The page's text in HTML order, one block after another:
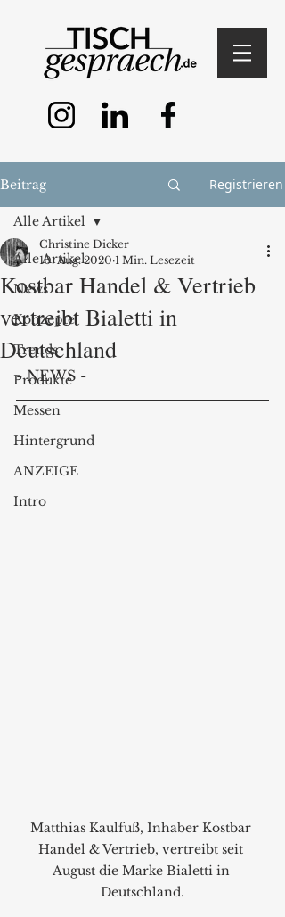
Beitrag Registrieren
Alle Artikel
News
Konzepte
Trends
Produkte
Messen
Hintergrund
ANZEIGE
Intro
Alle Artikel
Kostbar Handel & Vertrieb
vertreibt Bialetti in
Deutschland
Christine Dicker
10. Aug. 2020 1 Min. Lesezeit
- NEWS -
Matthias Kaulfuß, Inhaber Kostbar
Handel & Vertrieb, vertreibt seit
August die Marke Bialetti in
Deutschland.